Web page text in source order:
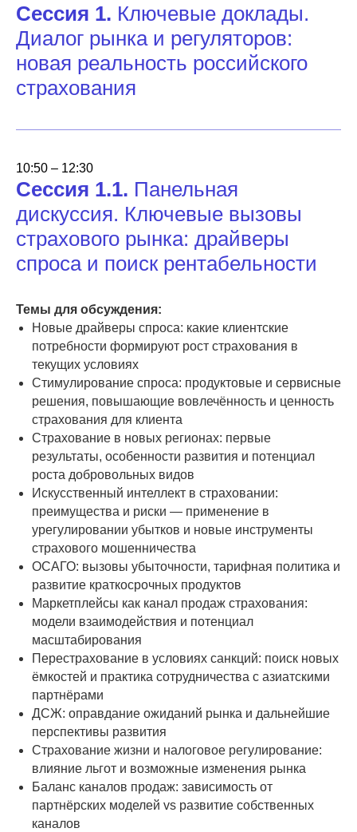
Сессия 1. Ключевые доклады.
Диалог рынка и регуляторов:
новая реальность российского
страхования
10:50 – 12:30
Сессия 1.1. Панельная
дискуссия. Ключевые вызовы
страхового рынка: драйверы
спроса и поиск рентабельности
Темы для обсуждения:
Новые драйверы спроса: какие клиентские
потребности формируют рост страхования в
текущих условиях
Стимулирование спроса: продуктовые и сервисные
решения, повышающие вовлечённость и ценность
страхования для клиента
Страхование в новых регионах: первые
результаты, особенности развития и потенциал
роста добровольных видов
Искусственный интеллект в страховании:
преимущества и риски — применение в
урегулировании убытков и новые инструменты
страхового мошенничества
ОСАГО: вызовы убыточности, тарифная политика и
развитие краткосрочных продуктов
Маркетплейсы как канал продаж страхования:
модели взаимодействия и потенциал
масштабирования
Перестрахование в условиях санкций: поиск новых
ёмкостей и практика сотрудничества с азиатскими
партнёрами
ДСЖ: оправдание ожиданий рынка и дальнейшие
перспективы развития
Страхование жизни и налоговое регулирование:
влияние льгот и возможные изменения рынка
Баланс каналов продаж: зависимость от
партнёрских моделей vs развитие собственных
каналов